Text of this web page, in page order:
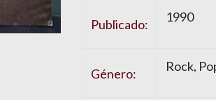
Publicado: 1990
Género: Rock,